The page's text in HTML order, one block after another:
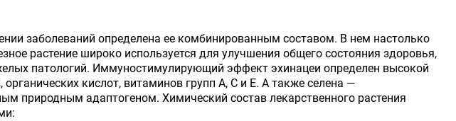
заболеваний определена ее комбинированным составом. В нем настолько
растение широко используется для улучшения общего состояния здоровья,
патологий. Иммуностимулирующий эффект эхинацеи определен высокой
кислот, витаминов групп А, С и Е. А также селена —
природным адаптогеном. Химический состав лекарственного растения